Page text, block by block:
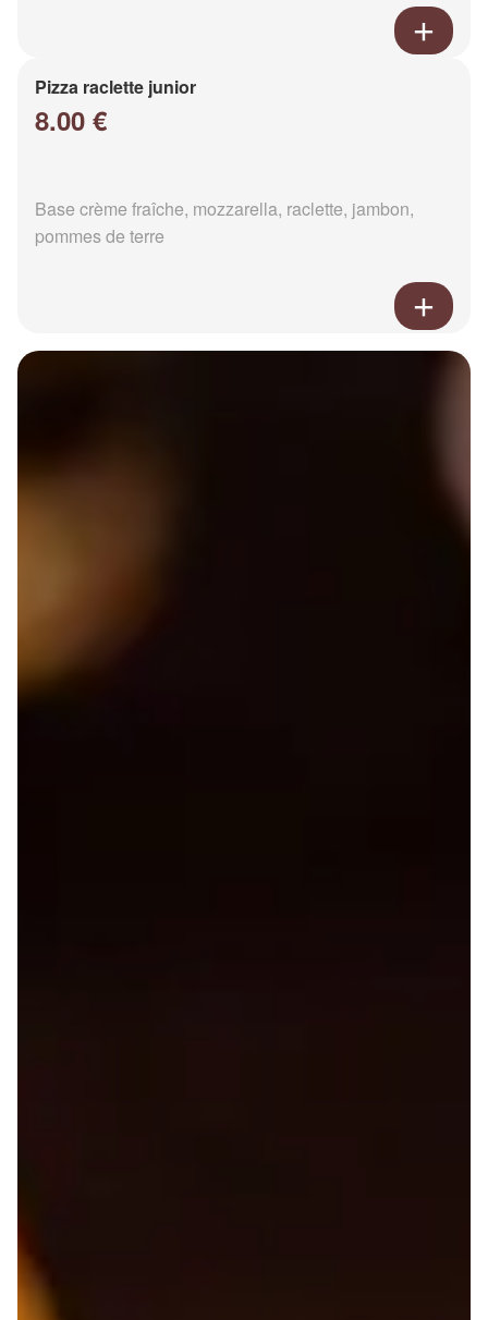
Pizza raclette junior
8.00 €
Base crème fraîche, mozzarella, raclette, jambon,
pommes de terre